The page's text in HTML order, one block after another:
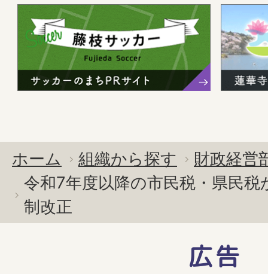
ホーム 組織から探す
財政経営
令和7年度以降の市民税・県民
制改正
広告